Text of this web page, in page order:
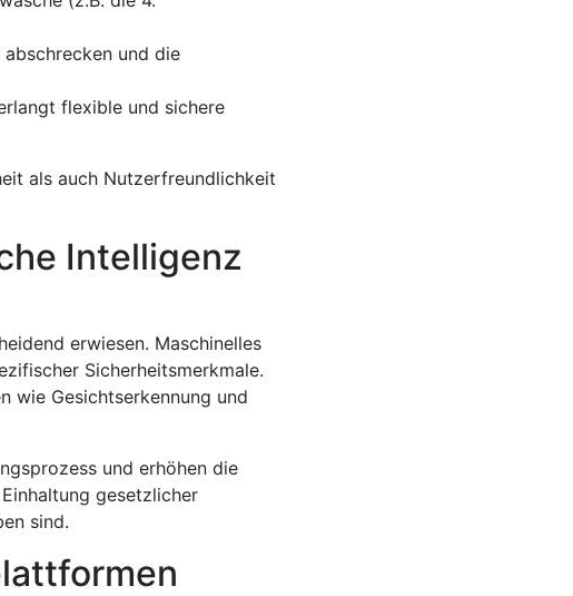
und die
flexible und sichere
als auch Nutzerfreundlichkeit
Intelligenz
erwiesen. Maschinelles
Sicherheitsmerkmale.
wie Gesichtserkennung und
und erhöhen die
gesetzlicher
sind.